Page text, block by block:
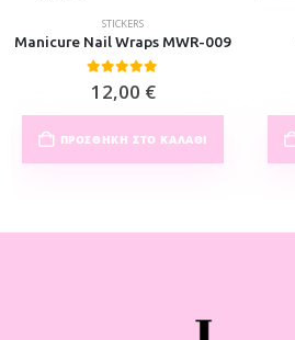
STICKERS
Manicure Nail Wraps MWR-009
0out of 5
12,00 €
ΠΡΟΣΘΉΚΗ ΣΤΟ ΚΑΛΆΘΙ